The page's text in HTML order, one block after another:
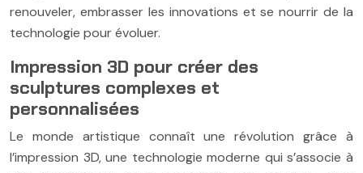
renouveler, embrasser les innovations et se nourrir de la
technologie pour évoluer.
Impression 3D pour créer des
sculptures complexes et
personnalisées
Le monde artistique connaît une révolution grâce à
l’impression 3D, une technologie moderne qui s’associe à